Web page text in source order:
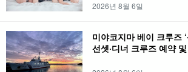
2026년 8월 6일
미야코지마 베이 크루즈
선셋·디너 크루즈 예약